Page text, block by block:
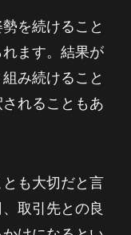
を続けること
ます。結果が
み続けること
れることもあ
も大切だと言
取引先との良